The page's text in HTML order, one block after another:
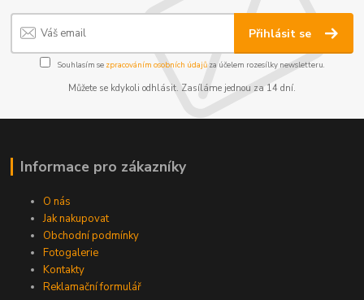
Přihlásit se
Souhlasím se zpracováním osobních údajůza účelem rozesílky newsletteru.
Můžete se kdykoli odhlásit. Zasíláme jednou za 14 dní.
Informace pro zákazníky
O nás
Jak nakupovat
Obchodní podmínky
Fotogalerie
Kontakty
Reklamační formulář